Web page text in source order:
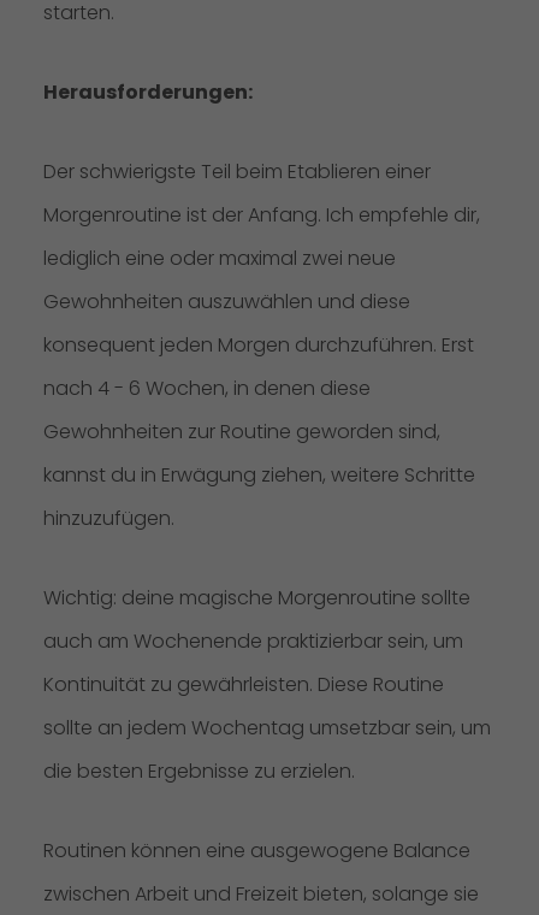
starten.
Herausforderungen:
Der schwierigste Teil beim Etablieren einer
Morgenroutine ist der Anfang. Ich empfehle dir,
lediglich eine oder maximal zwei neue
Gewohnheiten auszuwählen und diese
konsequent jeden Morgen durchzuführen. Erst
nach 4 - 6 Wochen, in denen diese
Gewohnheiten zur Routine geworden sind,
kannst du in Erwägung ziehen, weitere Schritte
hinzuzufügen.
Wichtig: deine magische Morgenroutine sollte
auch am Wochenende praktizierbar sein, um
Kontinuität zu gewährleisten. Diese Routine
sollte an jedem Wochentag umsetzbar sein, um
die besten Ergebnisse zu erzielen.
Routinen können eine ausgewogene Balance
zwischen Arbeit und Freizeit bieten, solange sie